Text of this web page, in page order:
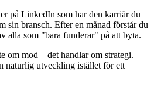
på LinkedIn som har den karriär du
sin bransch. Efter en månad förstår du
alla som "bara funderar" på att byta.
om mod – det handlar om strategi.
naturlig utveckling istället för ett